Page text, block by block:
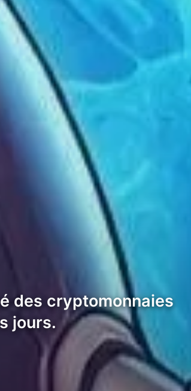
des cryptomonnaies
jours.